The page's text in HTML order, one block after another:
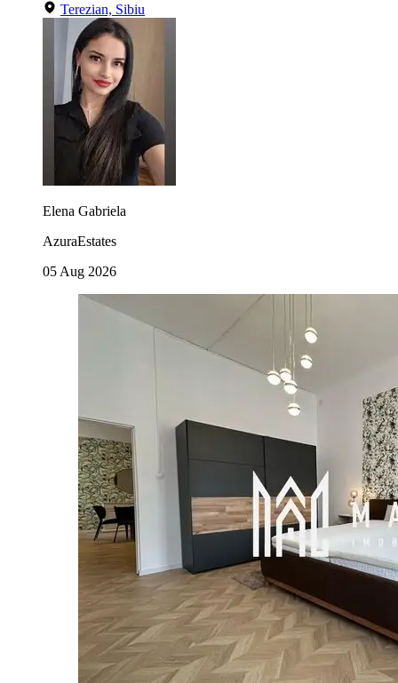
Terezian, Sibiu
Elena Gabriela
AzuraEstates
05 Aug 2026